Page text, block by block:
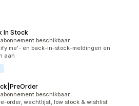
In Stock
beschikbaar
me'- en back-in-stock-meldingen en
aan
beschikbaar
order, wachtlijst, low stock & wishlist